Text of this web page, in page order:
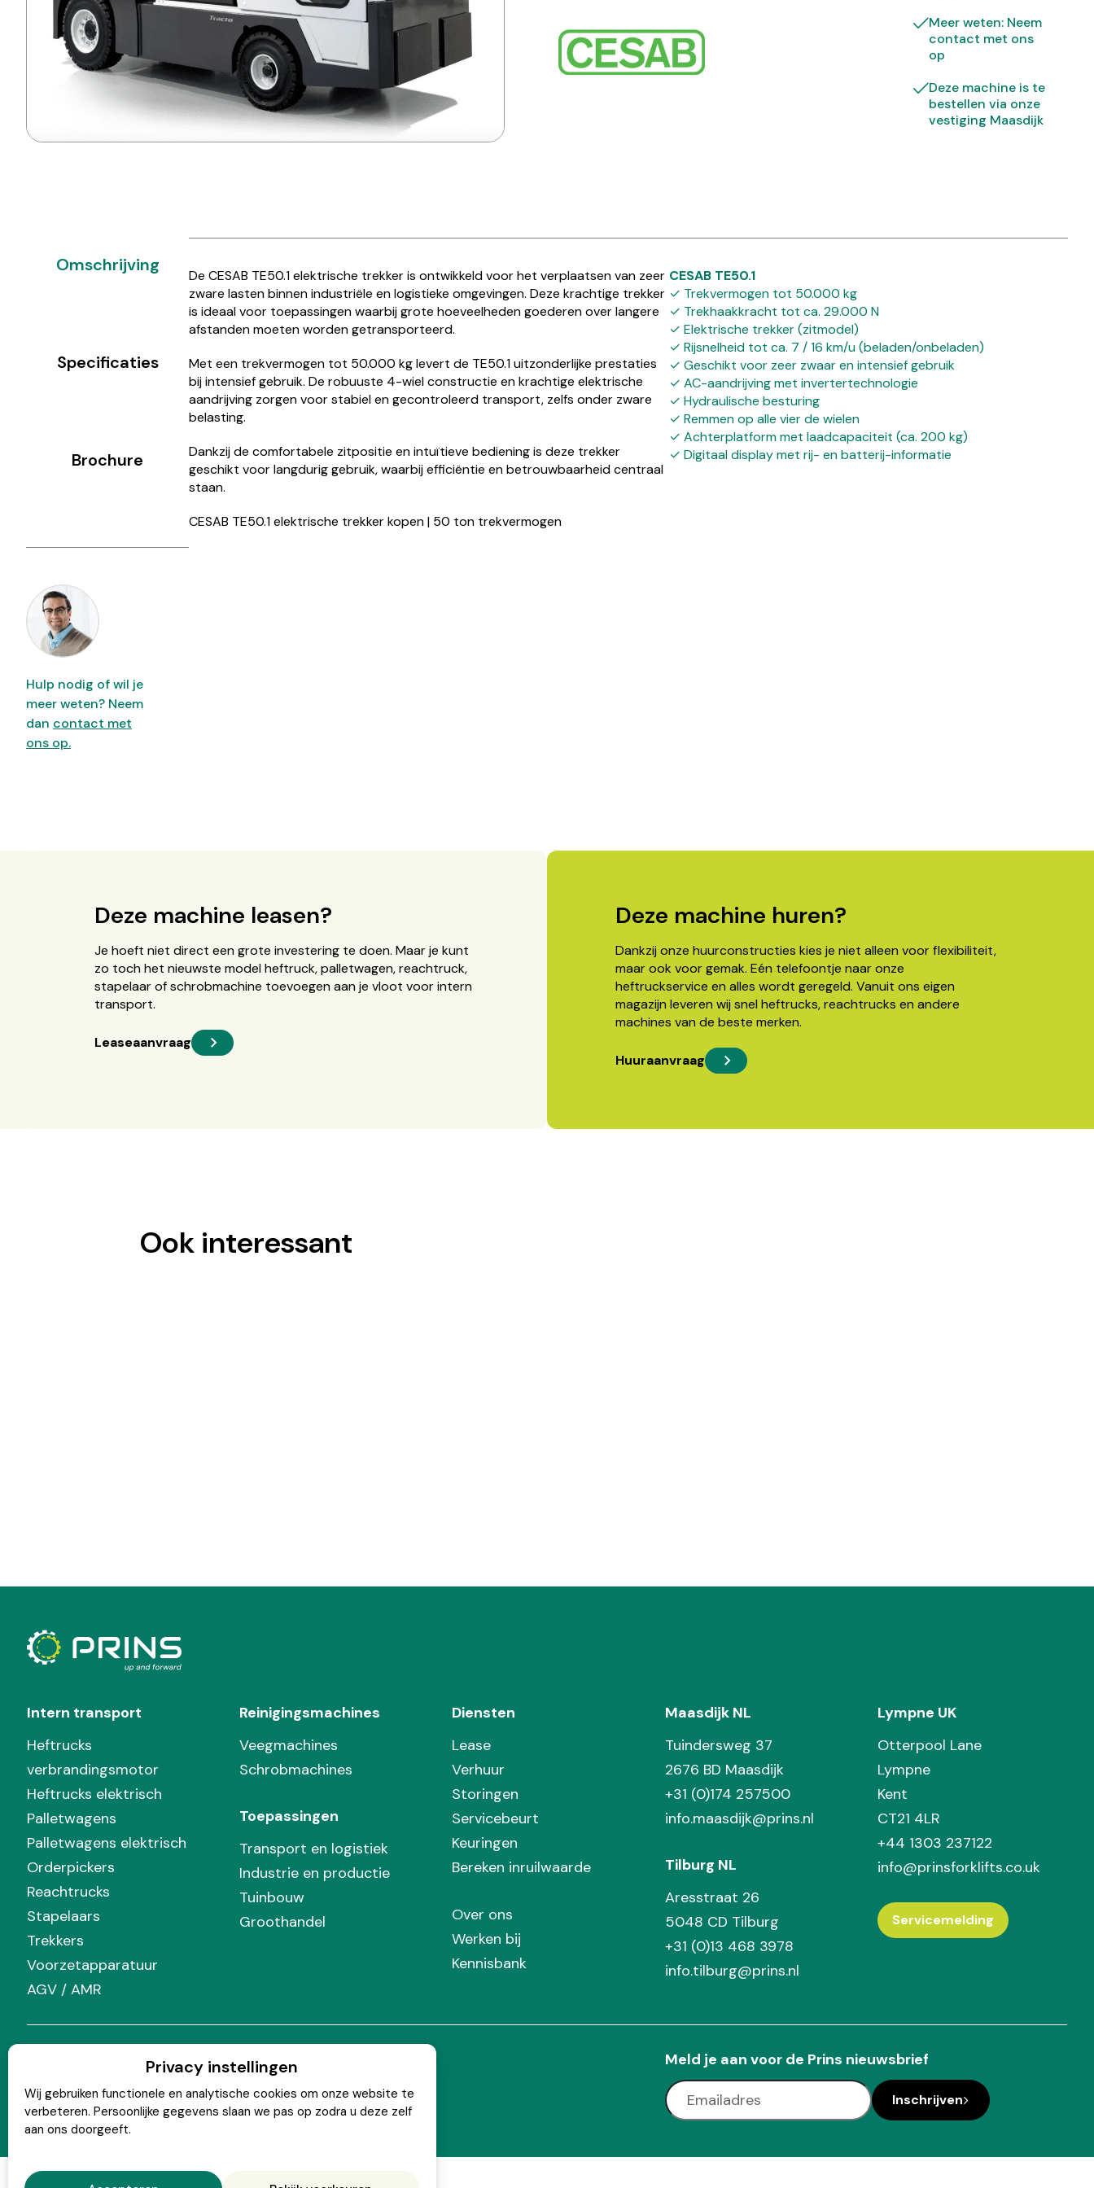
Privacy instellingen
Wij gebruiken functionele en analytische cookies om onze website te
verbeteren. Persoonlijke gegevens slaan we pas op zodra u deze zelf
aan ons doorgeeft.
Meer weten: Neem
contact met ons
op
Deze machine is te
bestellen via onze
vestiging Maasdijk
Hulp nodig of wil je
meer weten? Neem
dan contact met
ons op.
Omschrijving
Specificaties
Brochure
De CESAB TE50.1 elektrische trekker is ontwikkeld voor het verplaatsen van zeer
zware lasten binnen industriële en logistieke omgevingen. Deze krachtige trekker
is ideaal voor toepassingen waarbij grote hoeveelheden goederen over langere
afstanden moeten worden getransporteerd.
Met een trekvermogen tot 50.000 kg levert de TE50.1 uitzonderlijke prestaties
bij intensief gebruik. De robuuste 4-wiel constructie en krachtige elektrische
aandrijving zorgen voor stabiel en gecontroleerd transport, zelfs onder zware
belasting.
Dankzij de comfortabele zitpositie en intuïtieve bediening is deze trekker
geschikt voor langdurig gebruik, waarbij efficiëntie en betrouwbaarheid centraal
staan.
CESAB TE50.1 elektrische trekker kopen | 50 ton trekvermogen
CESAB TE50.1
✓ Trekvermogen tot 50.000 kg
✓ Trekhaakkracht tot ca. 29.000 N
✓ Elektrische trekker (zitmodel)
✓ Rijsnelheid tot ca. 7 / 16 km/u (beladen/onbeladen)
✓ Geschikt voor zeer zwaar en intensief gebruik
✓ AC-aandrijving met invertertechnologie
✓ Hydraulische besturing
✓ Remmen op alle vier de wielen
✓ Achterplatform met laadcapaciteit (ca. 200 kg)
✓ Digitaal display met rij- en batterij-informatie
Deze machine leasen?
Je hoeft niet direct een grote investering te doen. Maar je kunt
zo toch het nieuwste model heftruck, palletwagen, reachtruck,
stapelaar of schrobmachine toevoegen aan je vloot voor intern
transport.
Leaseaanvraag
Deze machine huren?
Dankzij onze huurconstructies kies je niet alleen voor flexibiliteit,
maar ook voor gemak. Eén telefoontje naar onze
heftruckservice en alles wordt geregeld. Vanuit ons eigen
magazijn leveren wij snel heftrucks, reachtrucks en andere
machines van de beste merken.
Huuraanvraag
Ook interessant
Intern transport
Heftrucks
verbrandingsmotor
Heftrucks elektrisch
Palletwagens
Palletwagens elektrisch
Orderpickers
Reachtrucks
Stapelaars
Trekkers
Voorzetapparatuur
AGV / AMR
Reinigingsmachines
Veegmachines
Schrobmachines
Toepassingen
Transport en logistiek
Industrie en productie
Tuinbouw
Groothandel
Diensten
Lease
Verhuur
Storingen
Servicebeurt
Keuringen
Bereken inruilwaarde
Over ons
Werken bij
Kennisbank
Maasdijk NL
Tuindersweg 37
2676 BD Maasdijk
+31 (0)174 257500
info.maasdijk@prins.nl
Tilburg NL
Aresstraat 26
5048 CD Tilburg
+31 (0)13 468 3978
info.tilburg@prins.nl
Lympne UK
Otterpool Lane
Lympne
Kent
CT21 4LR
+44 1303 237122
info@prinsforklifts.co.uk
Servicemelding
Volg Prins Meld je aan voor de Prins nieuwsbrief
Inschrijven
© Copyright 2026 Prins